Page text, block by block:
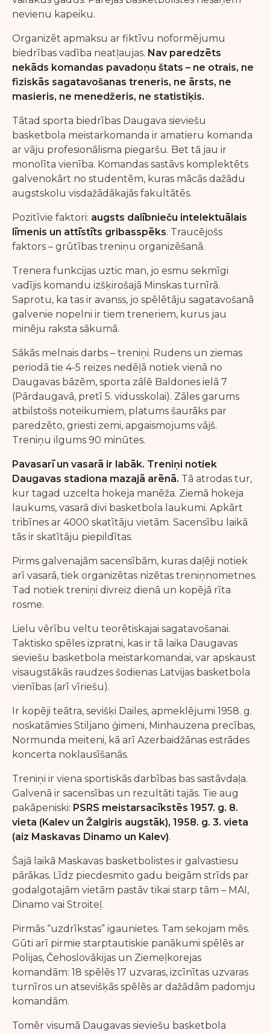
nevienu kapeiku.
Organizēt apmaksu ar fiktīvu noformējumu
biedrības vadība neatļaujas. Nav paredzēts
nekāds komandas pavadoņu štats – ne otrais, ne
fiziskās sagatavošanas treneris, ne ārsts, ne
masieris, ne menedžeris, ne statistiķis.
Tātad sporta biedrības Daugava sieviešu
basketbola meistarkomanda ir amatieru komanda
ar vāju profesionālisma piegaršu. Bet tā jau ir
monolīta vienība. Komandas sastāvs komplektēts
galvenokārt no studentēm, kuras mācās dažādu
augstskolu visdažādākajās fakultātēs.
Pozitīvie faktori: augsts dalībnieču intelektuālais
līmenis un attīstīts gribasspēks. Traucējošs
faktors – grūtības treniņu organizēšanā.
Trenera funkcijas uztic man, jo esmu sekmīgi
vadījis komandu izšķirošajā Minskas turnīrā.
Saprotu, ka tas ir avanss, jo spēlētāju sagatavošanā
galvenie nopelni ir tiem treneriem, kurus jau
minēju raksta sākumā.
Sākās melnais darbs – treniņi. Rudens un ziemas
periodā tie 4-5 reizes nedēļā notiek vienā no
Daugavas bāzēm, sporta zālē Baldones ielā 7
(Pārdaugavā, pretī 5. vidusskolai). Zāles garums
atbilstošs noteikumiem, platums šaurāks par
paredzēto, griesti zemi, apgaismojums vājš.
Treniņu ilgums 90 minūtes.
Pavasarī un vasarā ir labāk. Treniņi notiek
Daugavas stadiona mazajā arēnā. Tā atrodas tur,
kur tagad uzcelta hokeja manēža. Ziemā hokeja
laukums, vasarā divi basketbola laukumi. Apkārt
tribīnes ar 4000 skatītāju vietām. Sacensību laikā
tās ir skatītāju piepildītas.
Pirms galvenajām sacensībām, kuras daļēji notiek
arī vasarā, tiek organizētas nizētas treniņnometnes.
Tad notiek treniņi divreiz dienā un kopējā rīta
rosme.
Lielu vērību veltu teorētiskajai sagatavošanai.
Taktisko spēles izpratni, kas ir tā laika Daugavas
sieviešu basketbola meistarkomandai, var apskaust
visaugstākās raudzes šodienas Latvijas basketbola
vienības (arī vīriešu).
Ir kopēji teātra, sevišķi Dailes, apmeklējumi 1958. g.
noskatāmies Stiljano ģimeni, Minhauzena precības,
Normunda meiteni, kā arī Azerbaidžānas estrādes
koncerta noklausīšanās.
Treniņi ir viena sportiskās darbības bas sastāvdaļa.
Galvenā ir sacensības un rezultāti tajās. Tie aug
pakāpeniski: PSRS meistarsacīkstēs 1957. g. 8.
vieta (Kalev un Žalgiris augstāk), 1958. g. 3. vieta
(aiz Maskavas Dinamo un Kalev).
Šajā laikā Maskavas basketbolistes ir galvastiesu
pārākas. Līdz piecdesmito gadu beigām strīds par
godalgotajām vietām pastāv tikai starp tām – MAI,
Dinamo vai Stroiteļ.
Pirmās “uzdrīkstas” igaunietes. Tam sekojam mēs.
Gūti arī pirmie starptautiskie panākumi spēlēs ar
Polijas, Čehoslovākijas un Ziemeļkorejas
komandām: 18 spēlēs 17 uzvaras, izcīnītas uzvaras
turnīros un atsevišķās spēlēs ar dažādām padomju
komandām.
Tomēr visumā Daugavas sieviešu basketbola